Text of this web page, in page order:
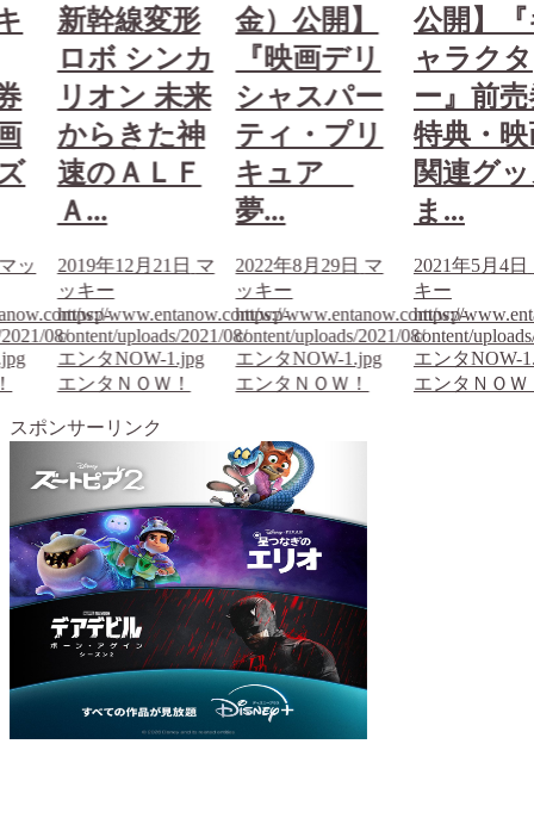
ッ
wp-
08/
新幹線変形
ロボ シンカ
リオン 未来
からきた神
速のＡＬＦ
Ａ...
2019年12月21日 マ
ッキー
https://www.entanow.com/wp-
content/uploads/2021/08/
エンタNOW-1.jpg
エンタＮＯＷ！
金）公開】
『映画デリ
シャスパー
ティ・プリ
キュア
夢...
2022年8月29日 マ
ッキー
https://www.entanow.com/wp-
content/uploads/2021/08/
エンタNOW-1.jpg
エンタＮＯＷ！
公開】
ャラクタ
ー』前
特典・
関連グ
ま...
2021年5月4日
キー
https://
content/
エンタNOW-
エンタＮＯＷ
スポンサーリンク